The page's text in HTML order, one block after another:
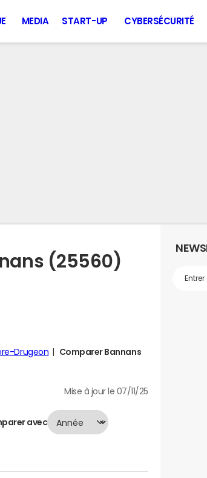
MEDIA START-UP CYBERSÉCURITÉ
(25560)
Drugeon
Comparer Bannans
Mise à jour le 07/11/25
avec